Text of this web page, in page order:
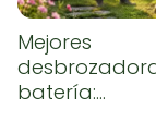
Mejores
batería: